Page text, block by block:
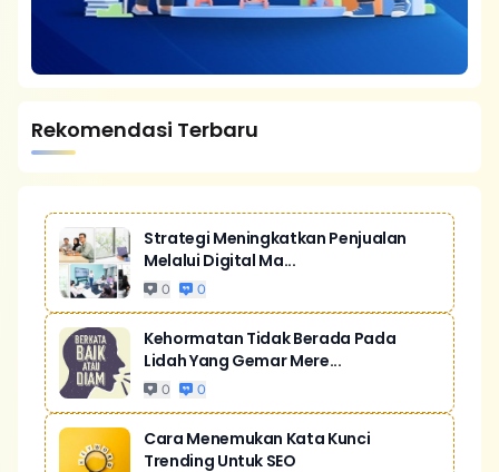
Rekomendasi Terbaru
Strategi Meningkatkan Penjualan
Melalui Digital Ma...
0 0
Kehormatan Tidak Berada Pada
Lidah Yang Gemar Mere...
0 0
Cara Menemukan Kata Kunci
Trending Untuk SEO